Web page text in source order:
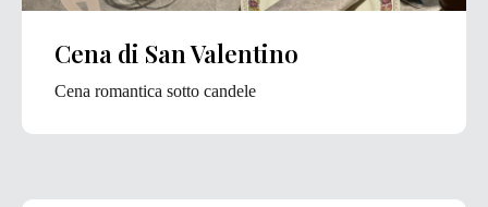
Cena di San Valentino
Cena romantica sotto candele